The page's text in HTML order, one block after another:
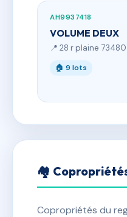
AH9937418
VOLUME DEUX
📍 28 r plaine
🏠 9 lots
🏘
Copropriétés du